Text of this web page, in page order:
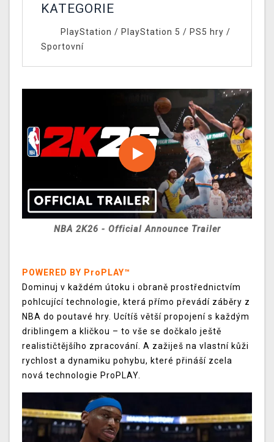
KATEGORIE
PlayStation / PlayStation 5 / PS5 hry /
Sportovní
NBA 2K26 - Official Announce Trailer
POWERED BY ProPLAY™
Dominuj v každém útoku i obraně prostřednictvím
pohlcující technologie, která přímo převádí záběry z
NBA do poutavé hry. Ucítíš větší propojení s každým
driblingem a kličkou – to vše se dočkalo ještě
realističtějšího zpracování. A zažiješ na vlastní kůži
rychlost a dynamiku pohybu, které přináší zcela
nová technologie ProPLAY.